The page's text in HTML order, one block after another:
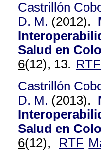
Castrillón
D. M. (2012).
Salud en
6(12), 13. RTF
Castrillón
D. M. (2013).
Salud en
6(12), RTF